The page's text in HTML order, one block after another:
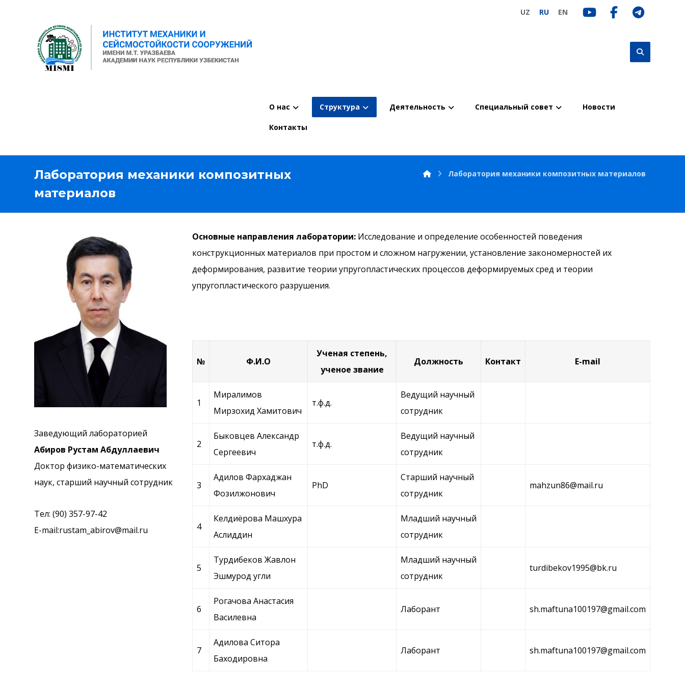
UZ RU EN
О нас Структура Деятельность Специальный совет Новости
Контакты
Лаборатория механики композитных
материалов
Лаборатория механики композитных материалов
Заведующий лабораторией
Абиров Рустам Абдуллаевич
Доктор физико-математических
наук, старший научный сотрудник
Тел: (90) 357-97-42
E-mail:rustam_abirov@mail.ru
Основные направления лаборатории: Исследование и определение особенностей поведения
конструкционных материалов при простом и сложном нагружении, установление закономерностей их
деформирования, развитие теории упругопластических процессов деформируемых сред и теории
упругопластического разрушения.
№ Ф.И.О
Ученая степень,
ученое звание
Должность Контакт E-mail
1
Миралимов
Мирзохид Хамитович
т.ф.д.
Ведущий научный
сотрудник
2
Быковцев Александр
Сергеевич
т.ф.д.
Ведущий научный
сотрудник
3
Адилов Фархаджан
Фозилжонович
PhD
Старший научный
сотрудник
mahzun86@mail.ru
4
Келдиёрова Машхура
Аслиддин
Младший научный
сотрудник
5
Турдибеков Жавлон
Эшмурод угли
Младший научный
сотрудник
turdibekov1995@bk.ru
6
Рогачова Анастасия
Василевна
Лаборант sh.maftuna100197@gmail.com
7
Адилова Ситора
Баходировна
Лаборант sh.maftuna100197@gmail.com